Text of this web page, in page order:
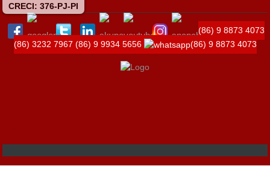
CRECI: 376-PJ-PI
(86) 9 8873 4073
(86) 3232 7967 (86) 9 9934 5656 (86) 9 8873 4073